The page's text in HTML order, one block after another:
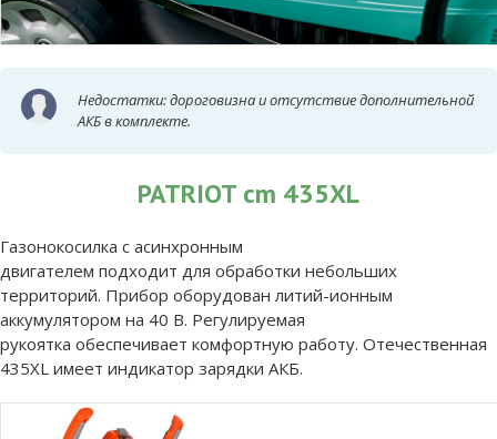
Недостатки: дороговизна и отсутствие дополнительной
АКБ в комплекте.
PATRIOT cm 435XL
Газонокосилка с асинхронным
двигателем подходит для обработки небольших
территорий. Прибор оборудован литий-ионным
аккумулятором на 40 В. Регулируемая
рукоятка обеспечивает комфортную работу. Отечественная
435XL имеет индикатор зарядки АКБ.